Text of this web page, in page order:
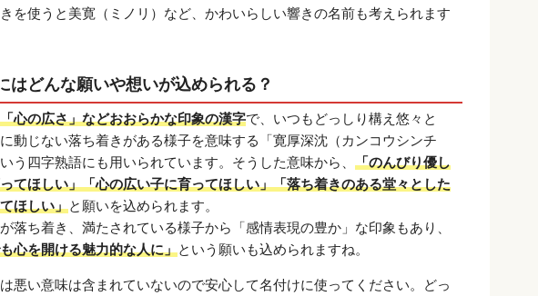
を使うと美寛（ミノリ）など、かわいらしい響きの名前も考えられます
はどんな願いや想いが込められる？
「心の広さ」などおおらかな印象の漢字で、いつもどっしり構え悠々と
動じない落ち着きがある様子を意味する「寛厚深沈（カンコウシンチ
う四字熟語にも用いられています。そうした意味から、 「のんびり優し
てほしい」「心の広い子に育ってほしい」「落ち着きのある堂々とした
ほしい」と願いを込められます。
落ち着き、満たされている様子から「感情表現の豊か」な印象もあり、
心を開ける魅力的な人に」という願いも込められますね。
悪い意味は含まれていないので安心して名付けに使ってください。どっ